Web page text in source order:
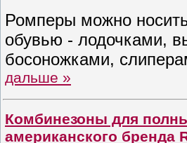
Ромперы можно
обувью - лодочками,
босоножками,
дальше »
Комбинезоны для
американского бренда